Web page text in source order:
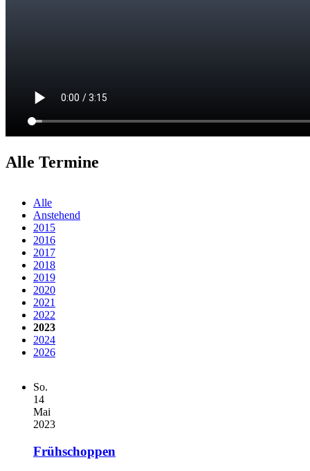
Alle Termine
Alle
Anstehend
2015
2016
2017
2018
2019
2020
2021
2022
2023
2024
2026
So.
14
Mai
2023
Frühschoppen